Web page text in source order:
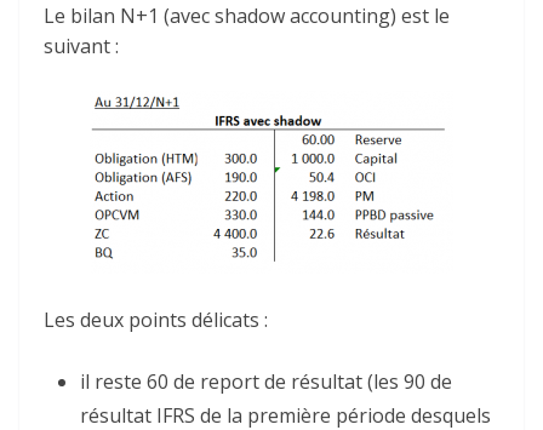
Le bilan N+1 (avec shadow accounting) est le
suivant :
Les deux points délicats :
il reste 60 de report de résultat (les 90 de
résultat IFRS de la première période desquels